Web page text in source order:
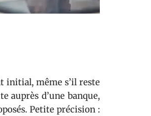
initial, même s’il reste
auprès d’une banque,
Petite précision :